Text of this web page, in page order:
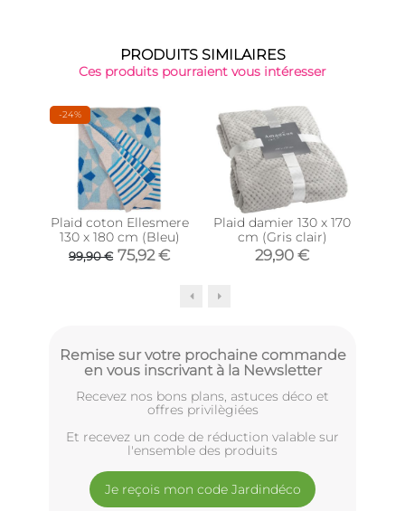
PRODUITS SIMILAIRES
Ces produits pourraient vous intéresser
-24%
Plaid coton Ellesmere
130 x 180 cm (Bleu)
99,90 € 75,92 €
Plaid damier 130 x 170
cm (Gris clair)
29,90 €
Remise sur votre prochaine commande
en vous inscrivant à la Newsletter
Recevez nos bons plans, astuces déco et
offres privilègiées
Et recevez un code de réduction valable sur
l'ensemble des produits
Je reçois mon code Jardindéco